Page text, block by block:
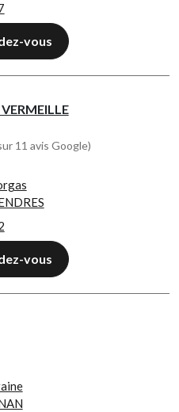
vous
11 avis Google)
vous